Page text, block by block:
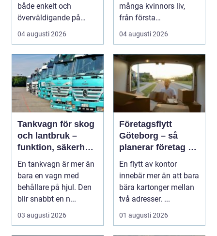
både enkelt och
överväldigande på
samma gång. Utbudet
är stor...
04 augusti 2026
många kvinnors liv,
från första
preventivmedelsrådgiv
ninge...
04 augusti 2026
Tankvagn för skog
och lantbruk –
funktion, säkerhet
och smarta val
En tankvagn är mer än
bara en vagn med
behållare på hjul. Den
blir snabbt en n...
03 augusti 2026
Företagsflytt
Göteborg – så
planerar företag en
smidig och trygg
flytt
En flytt av kontor
innebär mer än att bara
bära kartonger mellan
två adresser. ...
01 augusti 2026